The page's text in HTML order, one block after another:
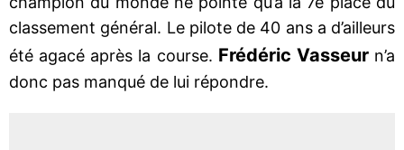
classement général. Le pilote de 40 ans a d’ailleurs
été agacé après la course. Frédéric Vasseurn’a
donc pas manqué de lui répondre.